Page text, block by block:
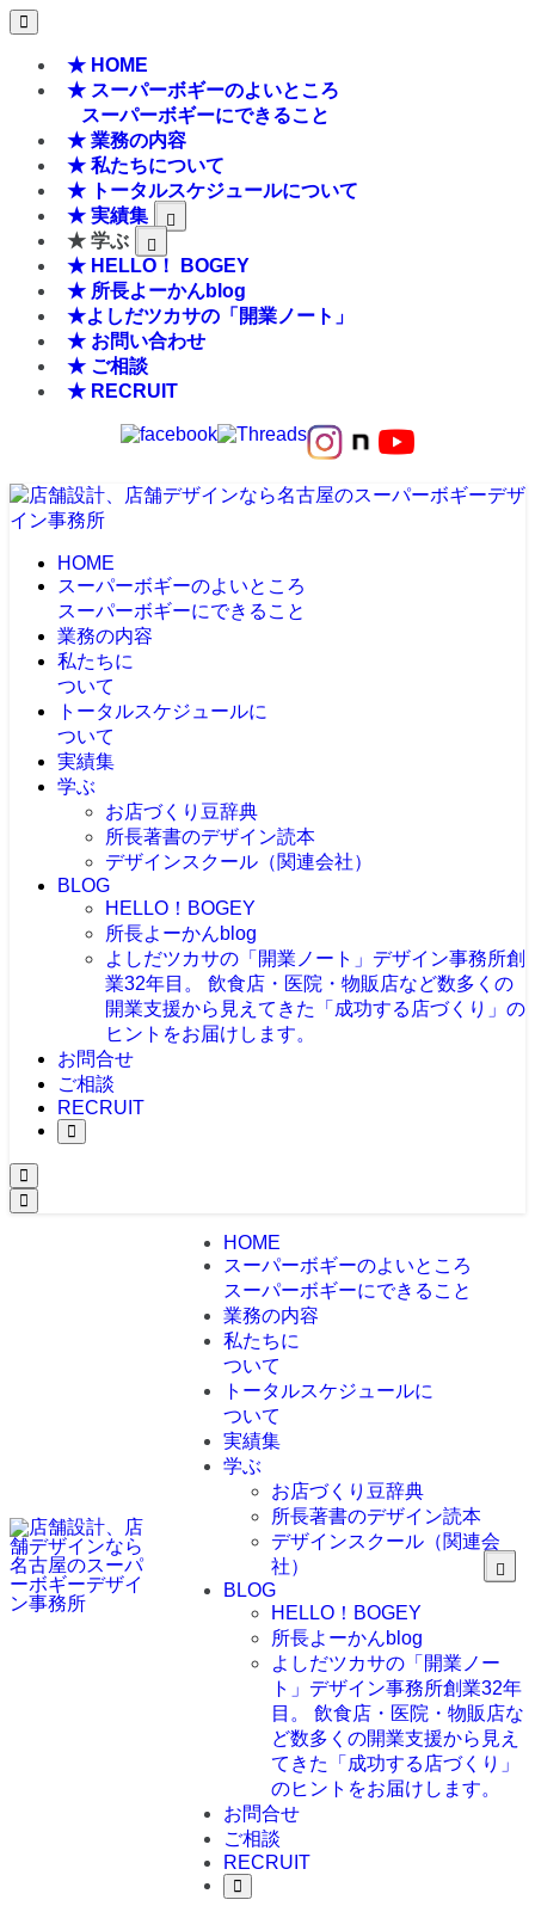
★ HOME
★ スーパーボギーのよいところ
スーパーボギーにできること
★ 業務の内容
★ 私たちについて
★ トータルスケジュールについて
★ 実績集
★ 学ぶ
★ HELLO！ BOGEY
★ 所長よーかんblog
★よしだツカサの「開業ノート」
★ お問い合わせ
★ ご相談
★ RECRUIT
HOME
スーパーボギーのよいところ
スーパーボギーにできること
業務の内容
私たちに
ついて
トータルスケジュールに
ついて
実績集
学ぶ
お店づくり豆辞典
所長著書のデザイン読本
デザインスクール（関連会社）
BLOG
HELLO！BOGEY
所長よーかんblog
よしだツカサの「開業ノート」 デザイン事務所創
業32年目。 飲食店・医院・物販店など数多くの
開業支援から見えてきた「成功する店づくり」の
ヒントをお届けします。
お問合せ
ご相談
RECRUIT
HOME
スーパーボギーのよいところ
スーパーボギーにできること
業務の内容
私たちに
ついて
トータルスケジュールに
ついて
実績集
学ぶ
お店づくり豆辞典
所長著書のデザイン読本
デザインスクール（関連会
社）
BLOG
HELLO！BOGEY
所長よーかんblog
よしだツカサの「開業ノー
ト」 デザイン事務所創業32年
目。 飲食店・医院・物販店な
ど数多くの開業支援から見え
てきた「成功する店づくり」
のヒントをお届けします。
お問合せ
ご相談
RECRUIT